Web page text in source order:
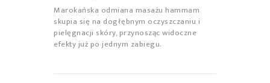
Marokańska odmiana masażu hammam
skupia się na dogłębnym oczyszczaniu i
pielęgnacji skóry, przynosząc widoczne
efekty już po jednym zabiegu.